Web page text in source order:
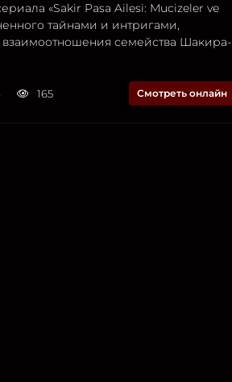
«Sakir Pasa Ailesi: Mucizeler ve
тайнами и интригами,
взаимоотношения семейства Шакира-
165 Смотреть онлайн